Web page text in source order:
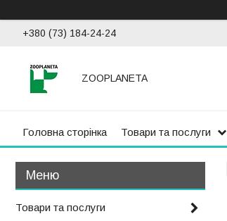
+380 (73) 184-24-24
ZOOPLANETA
Головна сторінка Товари та послуги
Товари та послуги